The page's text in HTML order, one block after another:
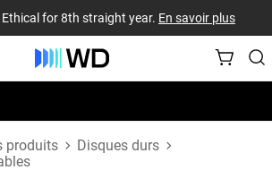
for 8th straight year. En savoir plus
produits
Disques durs